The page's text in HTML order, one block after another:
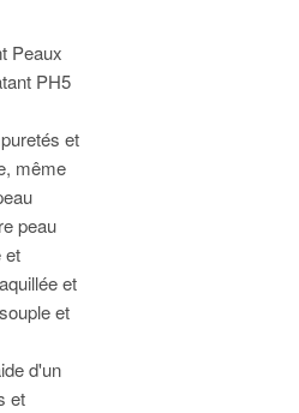
Peaux
PH5
et
même
peau
et
et
et
d'un
et